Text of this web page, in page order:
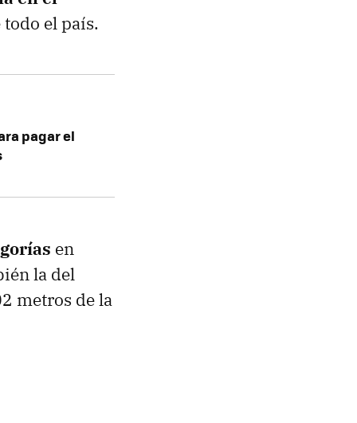
el país.
pagar el
en
la del
metros de la